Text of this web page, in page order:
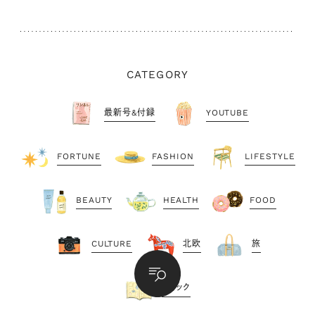
CATEGORY
最新号&付録 YOUTUBE
FORTUNE FASHION LIFESTYLE
BEAUTY HEALTH FOOD
CULTURE 北欧 旅
コミック